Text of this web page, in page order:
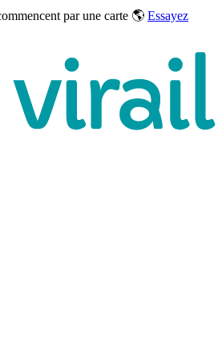
par une carte 🌎 Essayez